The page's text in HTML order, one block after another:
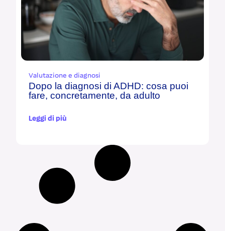
Valutazione e diagnosi
Dopo la diagnosi di ADHD: cosa puoi
fare, concretamente, da adulto
Leggi di più